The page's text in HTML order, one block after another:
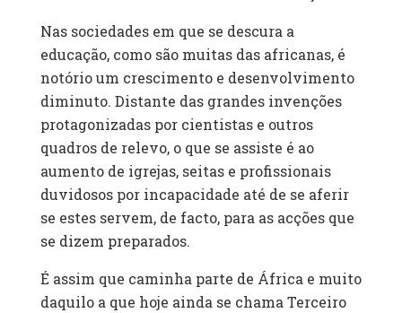
Nas sociedades em que se descura a
educação, como são muitas das africanas, é
notório um crescimento e desenvolvimento
diminuto. Distante das grandes invenções
protagonizadas por cientistas e outros
quadros de relevo, o que se assiste é ao
aumento de igrejas, seitas e profissionais
duvidosos por incapacidade até de se aferir
se estes servem, de facto, para as acções que
se dizem preparados.
É assim que caminha parte de África e muito
daquilo a que hoje ainda se chama Terceiro